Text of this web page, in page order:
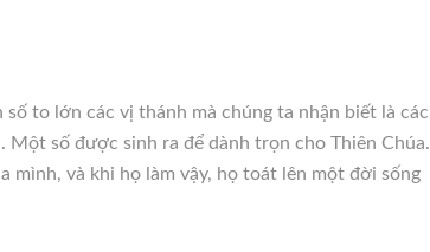
to lớn các vị thánh mà chúng ta nhận biết là các
số được sinh ra để dành trọn cho Thiên Chúa.
mình, và khi họ làm vậy, họ toát lên một đời sống